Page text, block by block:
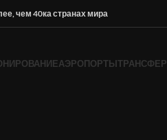
чем 40ка странах мира
АЭРОПОРТЫТРАНСФЕР